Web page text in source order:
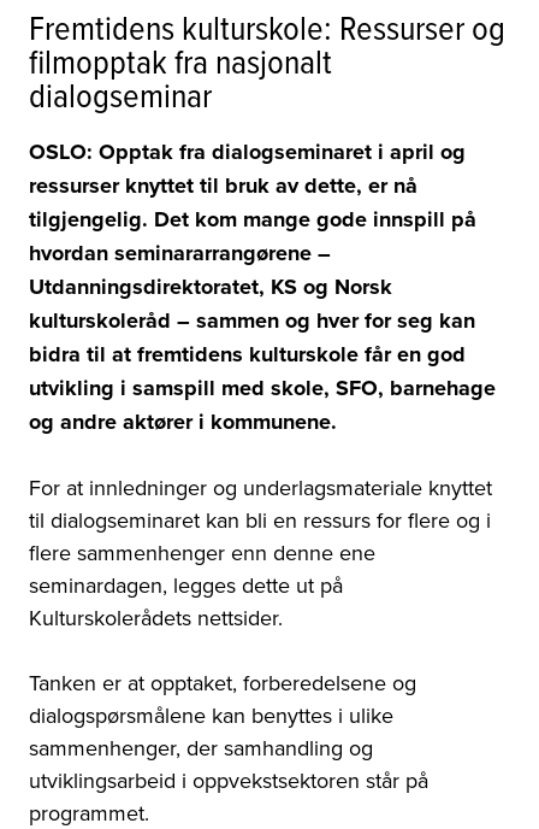
Fremtidens kulturskole: Ressurser og
filmopptak fra nasjonalt
dialogseminar
OSLO: Opptak fra dialogseminaret i april og
ressurser knyttet til bruk av dette, er nå
tilgjengelig. Det kom mange gode innspill på
hvordan seminararrangørene –
Utdanningsdirektoratet, KS og Norsk
kulturskoleråd – sammen og hver for seg kan
bidra til at fremtidens kulturskole får en god
utvikling i samspill med skole, SFO, barnehage
og andre aktører i kommunene.
For at innledninger og underlagsmateriale knyttet
til dialogseminaret kan bli en ressurs for flere og i
flere sammenhenger enn denne ene
seminardagen, legges dette ut på
Kulturskolerådets nettsider.
Tanken er at opptaket, forberedelsene og
dialogspørsmålene kan benyttes i ulike
sammenhenger, der samhandling og
utviklingsarbeid i oppvekstsektoren står på
programmet.